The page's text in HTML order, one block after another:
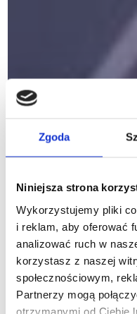
Zgoda
Niniejsza strona
Wykorzystujemy pliki
i reklam, aby oferować
analizować ruch w
korzystasz z naszej
społecznościowym,
Partnerzy mogą
otrzymanymi od Ciebie